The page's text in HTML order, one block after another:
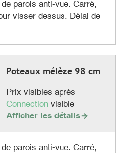
parois anti-vue. Carré,
visser dessus. Délai de
Poteaux mélèze 98 cm
Prix visibles après
Connection visible
Afficher les détails
parois anti-vue. Carré,